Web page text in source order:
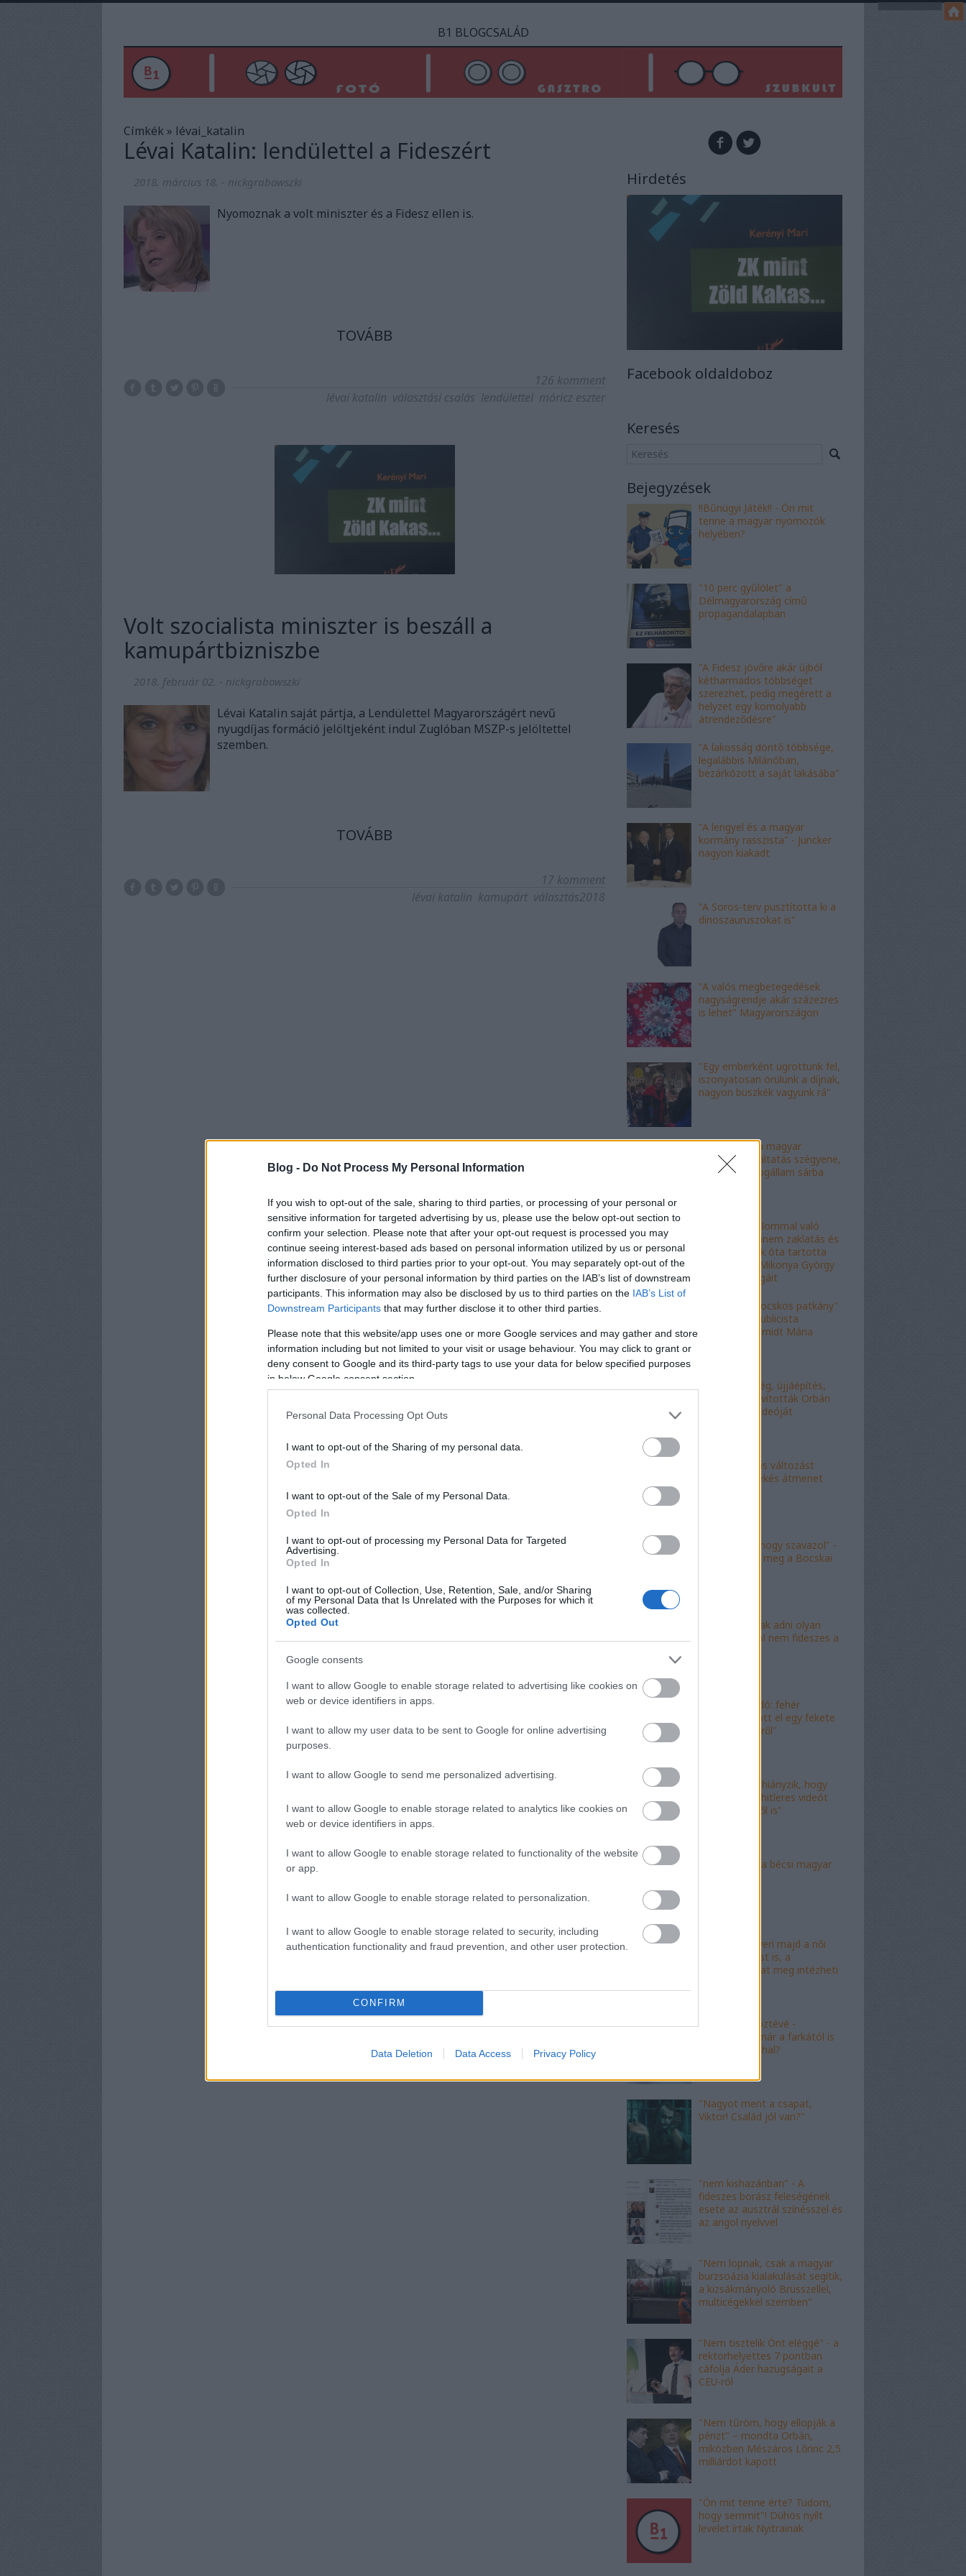
Blog - Do Not Process My Personal Information
If you wish to opt-out of the sale, sharing to third parties, or processing of your personal or
sensitive information for targeted advertising by us, please use the below opt-out section to
confirm your selection. Please note that after your opt-out request is processed you may
continue seeing interest-based ads based on personal information utilized by us or personal
information disclosed to third parties prior to your opt-out. You may separately opt-out of the
further disclosure of your personal information by third parties on the IAB’s list of downstream
participants. This information may also be disclosed by us to third parties on the IAB’s List of
Downstream Participants that may further disclose it to other third parties.
Please note that this website/app uses one or more Google services and may gather and store
information including but not limited to your visit or usage behaviour. You may click to grant or
deny consent to Google and its third-party tags to use your data for below specified purposes
in below Google consent section.
Personal Data Processing Opt Outs
I want to opt-out of the Sharing of my personal data.
Opted In
I want to opt-out of the Sale of my Personal Data.
Opted In
I want to opt-out of processing my Personal Data for Targeted
Advertising.
Opted In
I want to opt-out of Collection, Use, Retention, Sale, and/or Sharing
of my Personal Data that Is Unrelated with the Purposes for which it
was collected.
Opted Out
Google consents
I want to allow Google to enable storage related to advertising like cookies on
web or device identifiers in apps.
I want to allow my user data to be sent to Google for online advertising
purposes.
I want to allow Google to send me personalized advertising.
I want to allow Google to enable storage related to analytics like cookies on
web or device identifiers in apps.
I want to allow Google to enable storage related to functionality of the website
or app.
I want to allow Google to enable storage related to personalization.
I want to allow Google to enable storage related to security, including
authentication functionality and fraud prevention, and other user protection.
CONFIRM
Data Deletion Data Access Privacy Policy
B1 BLOGCSALÁD
Címkék» lévai_katalin
Lévai Katalin: lendülettel a Fideszért
2018. március 18. - nickgrabowszki
Nyomoznak a volt miniszter és a Fidesz ellen is.
TOVÁBB
126 komment
lévai katalin választási csalás lendülettel móricz eszter
Volt szocialista miniszter is beszáll a
kamupártbizniszbe
2018. február 02. - nickgrabowszki
Lévai Katalin saját pártja, a Lendülettel Magyarországért nevű
nyugdíjas formáció jelöltjeként indul Zuglóban MSZP-s jelöltettel
szemben.
TOVÁBB
17 komment
lévai katalin kamupárt választás2018
Hirdetés
Facebook oldaldoboz
Keresés
Bejegyzések
!!Bűnügyi Játék!! - Ön mit
tenne a magyar nyomozók
helyében?
"10 perc gyűlölet" a
Délmagyarország című
propagandalapban
"A Fidesz jövőre akár újból
kétharmados többséget
szerezhet, pedig megérett a
helyzet egy komolyabb
átrendeződésre"
"A lakosság döntő többsége,
legalábbis Milánóban,
bezárkózott a saját lakásába"
"A lengyel és a magyar
kormány rasszista" - Juncker
nagyon kiakadt
"A Soros-terv pusztította ki a
dinoszauruszokat is"
"A valós megbetegedések
nagyságrendje akár százezres
is lehet" Magyarországon
"Egy emberként ugrottunk fel,
iszonyatosan örülünk a díjnak,
nagyon büszkék vagyunk rá"
"Ez az ítélet a magyar
igazságszolgáltatás szégyene,
az eljárás a jogállam sárba
"Ez nem hatalommal való
visszaélés, hanem zaklatás és
erőszak": évek óta tartotta
rettegésben Mikonya György
dékán a kollégáit
"Figyelj, te mocskos patkány"
- a fideszes publicista
nekiesett Schmidt Mária
"Kell-e segítség, újjáépítés,
bármi?" - Kijavították Orbán
telefonálós videóját
"Kokó radikális változást
akart, én a békés átmenet
"Köszönöm, hogy szavazol" -
molinó jelent meg a Bocskai
"Lóf.szt fognak adni olyan
területre, ahol nem fideszes a
"Magyar híradó: fehér
gyereket lopott el egy fekete
férfi az erkélyről"
"Már csak az hiányzik, hogy
valami idióta hitleres videót
csináljon ebből is"
"Mély torok" a bécsi magyar
"Mészáros nyeri majd a női
kalapácsvetést is, a
kabalafigurákat meg intézheti
"Minőségi" köztévé -
hamarosan, már a farkától is
bűzleni fog a hal?
"Nagyot ment a csapat,
Viktor! Család jól van?"
"nem kishazánban" - A
fideszes borász feleségének
esete az ausztrál színésszel és
az angol nyelvvel
"Nem lopnak, csak a magyar
burzsoázia kialakulását segítik,
a kizsákmányoló Brüsszellel,
multicégekkel szemben"
"Nem tisztelik Önt eléggé" - a
rektorhelyettes 7 pontban
cáfolja Áder hazugságait a
CEU-ról
"Nem tűröm, hogy ellopják a
pénzt" – mondta Orbán,
miközben Mészáros Lőrinc 2,5
milliárdot kapott
"Ön mit tenne érte? Tudom,
hogy semmit"! Dühös nyílt
levelet írtak Nyitrainak